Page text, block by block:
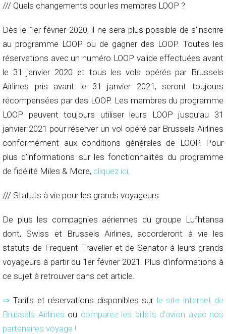
/// Quels changements pour les membres LOOP ?
Dès le 1er février 2020, il ne sera plus possible de s’inscrire
au programme LOOP ou de gagner des LOOP. Toutes les
réservations avec un numéro LOOP valide effectuées avant
le 31 janvier 2020 et tous les vols opérés par Brussels
Airlines pris avant le 31 janvier 2021, seront toujours
récompensées par des LOOP. Les membres du programme
LOOP peuvent toujours utiliser leurs LOOP jusqu’au 31
janvier 2021 pour réserver un vol opéré par Brussels Airlines
conformément aux conditions générales de LOOP. Pour
plus d’informations sur les fonctionnalités du programme
de fidélité Miles & More, cliquez ici.
/// Statuts à vie pour les grands voyageurs
De plus les compagnies aériennes du groupe Lufhtansa
dont, Swiss et Brussels Airlines, accorderont à vie les
statuts de Frequent Traveller et de Senator à leurs grands
voyageurs à partir du 1er février 2021. Plus d’informations à
ce sujet à retrouver dans cet article.
⇒Tarifs et réservations disponibles sur le site internet de
Brussels Airlines ou comparez les billets d’avion avec nos
partenaires voyage !